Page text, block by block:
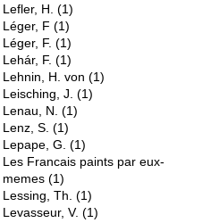
Lefler, H.(1)
Léger, F(1)
Léger, F.(1)
Lehár, F.(1)
Lehnin, H. von(1)
Leisching, J.(1)
Lenau, N.(1)
Lenz, S.(1)
Lepape, G.(1)
Les Francais paints par eux-
memes(1)
Lessing, Th.(1)
Levasseur, V.(1)